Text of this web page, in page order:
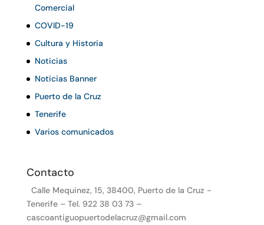
Comercial
COVID-19
Cultura y Historia
Noticias
Noticias Banner
Puerto de la Cruz
Tenerife
Varios comunicados
Contacto
Calle Mequinez, 15, 38400, Puerto de la Cruz -
Tenerife – Tel. 922 38 03 73 –
cascoantiguopuertodelacruz@gmail.com